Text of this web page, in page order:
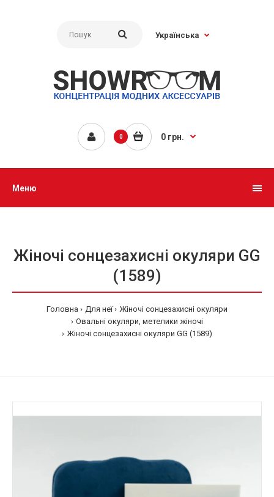
Українська
0 0 грн.
Меню
Жіночі сонцезахисні окуляри GG
(1589)
Головна Для неї
Жіночі сонцезахисні окуляри
Овальні окуляри, метелики жіночі
Жіночі сонцезахисні окуляри GG (1589)